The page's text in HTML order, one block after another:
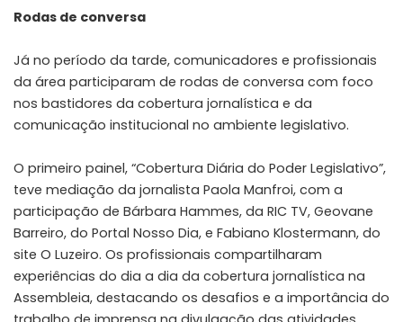
Rodas de conversa
Já no período da tarde, comunicadores e profissionais
da área participaram de rodas de conversa com foco
nos bastidores da cobertura jornalística e da
comunicação institucional no ambiente legislativo.
O primeiro painel, “Cobertura Diária do Poder Legislativo”,
teve mediação da jornalista Paola Manfroi, com a
participação de Bárbara Hammes, da RIC TV, Geovane
Barreiro, do Portal Nosso Dia, e Fabiano Klostermann, do
site O Luzeiro. Os profissionais compartilharam
experiências do dia a dia da cobertura jornalística na
Assembleia, destacando os desafios e a importância do